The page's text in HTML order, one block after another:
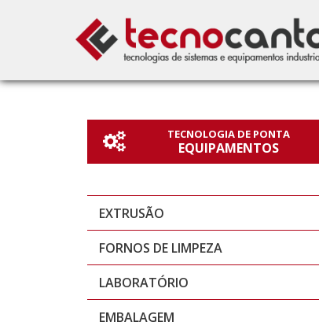
TECNOLOGIA DE PONTA
EQUIPAMENTOS
EXTRUSÃO
FORNOS DE LIMPEZA
LABORATÓRIO
EMBALAGEM